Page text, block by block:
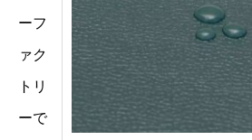
ーフ
ァク
トリ
ーで